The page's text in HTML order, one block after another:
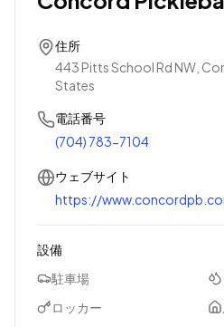
住所
443 Pitts School Rd NW,
States
電話番号
(704) 783-7104
ウェブサイト
https://
設備
駐車場
ロッカー